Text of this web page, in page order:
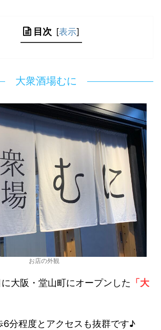
目次 [表示]
大衆酒場むに
お店の外観
大阪・堂山町にオープンした 「大
6分程度とアクセスも抜群です♪